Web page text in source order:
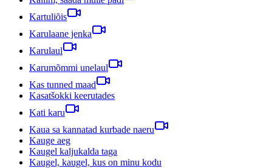
Kartuliõis
Karulaane jenka
Karulaul
Karumõmmi unelaul
Kas tunned maad
Kasatšokki keerutades
Kati karu
Kaua sa kannatad kurbade naeru
Kauge aeg
Kaugel kaljukalda taga
Kaugel, kaugel, kus on minu kodu